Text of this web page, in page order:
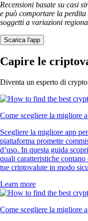
Recensioni basate su casi
e può comportare la
soggetti a variazioni
Scarica l'app
Capire le
Diventa un esperto di crypto
Come scegliere la migliore
Scegliere la migliore app
piattaforma promette
d’uso. In questa guida
quali caratteristiche
tue criptovalute in modo
Learn more
Come scegliere la migliore